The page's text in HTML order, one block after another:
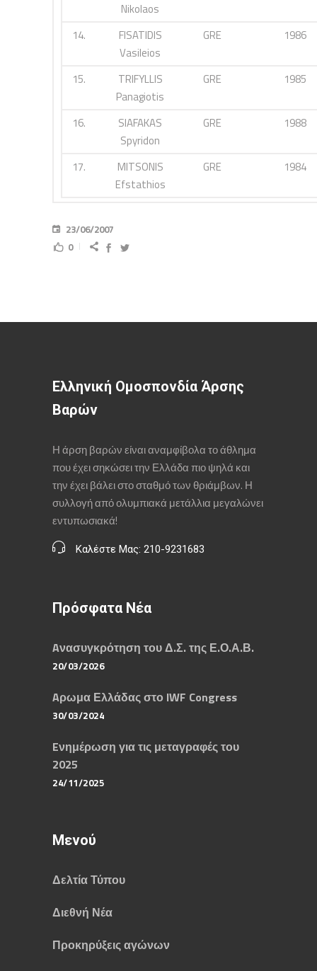
Nikolaos
14.
FISATIDIS
Vasileios
GRE 1986
15.
TRIFYLLIS
Panagiotis
GRE 1985
16.
SIAFAKAS
Spyridon
GRE 1988
17.
MITSONIS
Efstathios
GRE 1984
23/06/2007
0
Ελληνική Ομοσπονδία Άρσης
Βαρών
Η άρση βαρών είναι αναμφίβολα το άθλημα
που έχει σηκώσει την Ελλάδα πιο ψηλά και
την έχει βάλει στο σταθμό των θριάμβων. Η
συλλογή από ολυμπιακά μετάλλια μεγαλώνει
εντυπωσιακά!
Καλέστε Μας: 210-9231683
Πρόσφατα Νέα
Aνασυγκρότηση του Δ.Σ. της Ε.Ο.Α.Β.
20/03/2026
Aρωμα Ελλάδας στο IWF Congress
30/03/2024
Eνημέρωση για τις μεταγραφές του
2025
24/11/2025
Μενού
Δελτία Τύπου
Διεθνή Νέα
Προκηρύξεις αγώνων